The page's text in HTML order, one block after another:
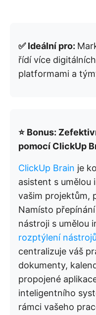
✅ Ideální pro:
řídí více
platformami a
⭐ Bonus:
pomocí ClickUp
ClickUp Brain je
asistent s umělou
vašim projektům,
Namísto
nástroji s umělou
rozptýlení nástrojů
centralizuje váš
dokumenty,
propojené
inteligentního
rámci vašeho